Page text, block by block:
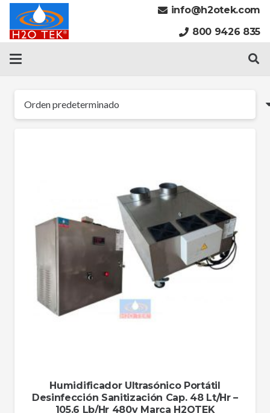
info@h2otek.com
800 9426 835
Humidificador Ultrasónico Portátil
Desinfección Sanitización Cap. 48 Lt/Hr –
105.6 Lb/Hr 480v Marca H2OTEK